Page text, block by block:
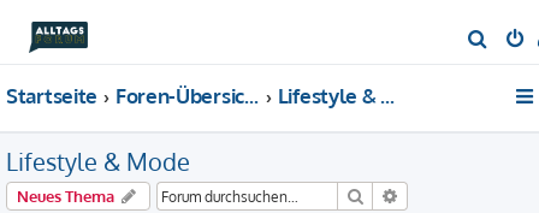
u
Startseite Foren-Übersicht Lifestyle & Mode
Lifestyle & Mode
Neues Thema Suche